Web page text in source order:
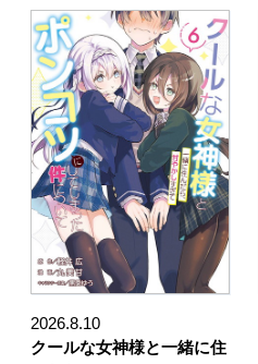
2026.8.10
クールな女神様と一緒に住